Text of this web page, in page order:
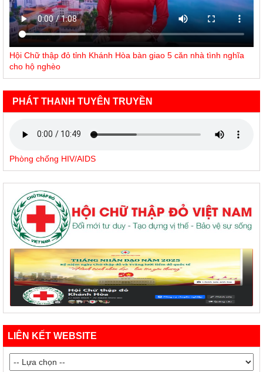
Hội Chữ thập đỏ tỉnh Khánh Hòa bàn giao 5 căn nhà tình nghĩa
cho hộ nghèo
PHÁT THANH TUYÊN TRUYỀN
Phòng chống HIV/AIDS
LIÊN KẾT WEBSITE